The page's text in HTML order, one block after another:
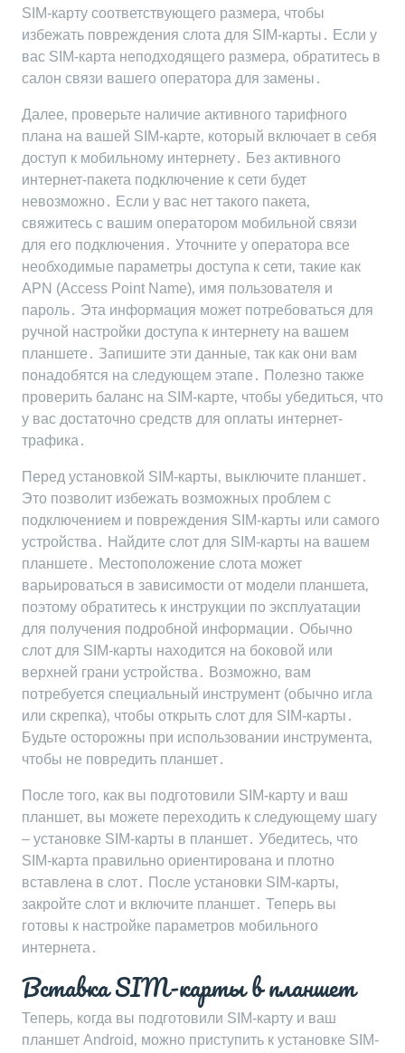
SIM-карту соответствующего размера‚ чтобы
избежать повреждения слота для SIM-карты․ Если у
вас SIM-карта неподходящего размера‚ обратитесь в
салон связи вашего оператора для замены․
Далее‚ проверьте наличие активного тарифного
плана на вашей SIM-карте‚ который включает в себя
доступ к мобильному интернету․ Без активного
интернет-пакета подключение к сети будет
невозможно․ Если у вас нет такого пакета‚
свяжитесь с вашим оператором мобильной связи
для его подключения․ Уточните у оператора все
необходимые параметры доступа к сети‚ такие как
APN (Access Point Name)‚ имя пользователя и
пароль․ Эта информация может потребоваться для
ручной настройки доступа к интернету на вашем
планшете․ Запишите эти данные‚ так как они вам
понадобятся на следующем этапе․ Полезно также
проверить баланс на SIM-карте‚ чтобы убедиться‚ что
у вас достаточно средств для оплаты интернет-
трафика․
Перед установкой SIM-карты‚ выключите планшет․
Это позволит избежать возможных проблем с
подключением и повреждения SIM-карты или самого
устройства․ Найдите слот для SIM-карты на вашем
планшете․ Местоположение слота может
варьироваться в зависимости от модели планшета‚
поэтому обратитесь к инструкции по эксплуатации
для получения подробной информации․ Обычно
слот для SIM-карты находится на боковой или
верхней грани устройства․ Возможно‚ вам
потребуется специальный инструмент (обычно игла
или скрепка)‚ чтобы открыть слот для SIM-карты․
Будьте осторожны при использовании инструмента‚
чтобы не повредить планшет․
После того‚ как вы подготовили SIM-карту и ваш
планшет‚ вы можете переходить к следующему шагу
– установке SIM-карты в планшет․ Убедитесь‚ что
SIM-карта правильно ориентирована и плотно
вставлена в слот․ После установки SIM-карты‚
закройте слот и включите планшет․ Теперь вы
готовы к настройке параметров мобильного
интернета․
Вставка SIM-карты в планшет
Теперь‚ когда вы подготовили SIM-карту и ваш
планшет Android‚ можно приступить к установке SIM-